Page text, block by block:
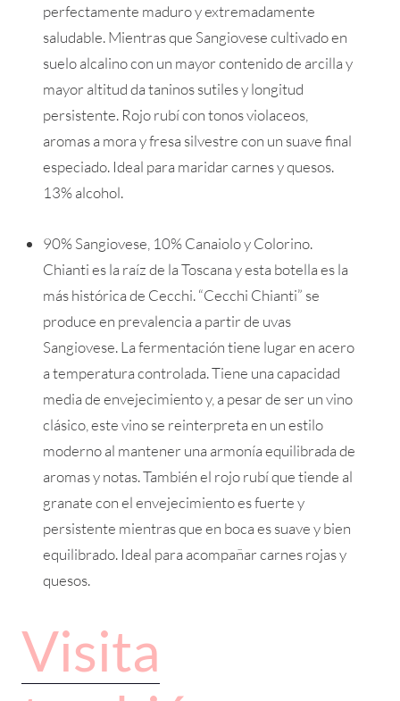
perfectamente maduro y extremadamente
saludable. Mientras que Sangiovese cultivado en
suelo alcalino con un mayor contenido de arcilla y
mayor altitud da taninos sutiles y longitud
persistente. Rojo rubí con tonos violaceos,
aromas a mora y fresa silvestre con un suave final
especiado. Ideal para maridar carnes y quesos.
13% alcohol.
90% Sangiovese, 10% Canaiolo y Colorino.
Chianti es la raíz de la Toscana y esta botella es la
más histórica de Cecchi. “Cecchi Chianti” se
produce en prevalencia a partir de uvas
Sangiovese. La fermentación tiene lugar en acero
a temperatura controlada. Tiene una capacidad
media de envejecimiento y, a pesar de ser un vino
clásico, este vino se reinterpreta en un estilo
moderno al mantener una armonía equilibrada de
aromas y notas. También el rojo rubí que tiende al
granate con el envejecimiento es fuerte y
persistente mientras que en boca es suave y bien
equilibrado. Ideal para acompañar carnes rojas y
quesos.
Visita